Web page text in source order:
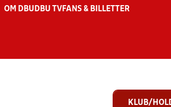
OM DBU DBU TV FANS & BILLETTER
KLUB/